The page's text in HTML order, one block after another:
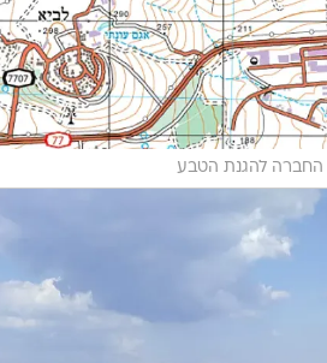
החברה להגנת הטבע